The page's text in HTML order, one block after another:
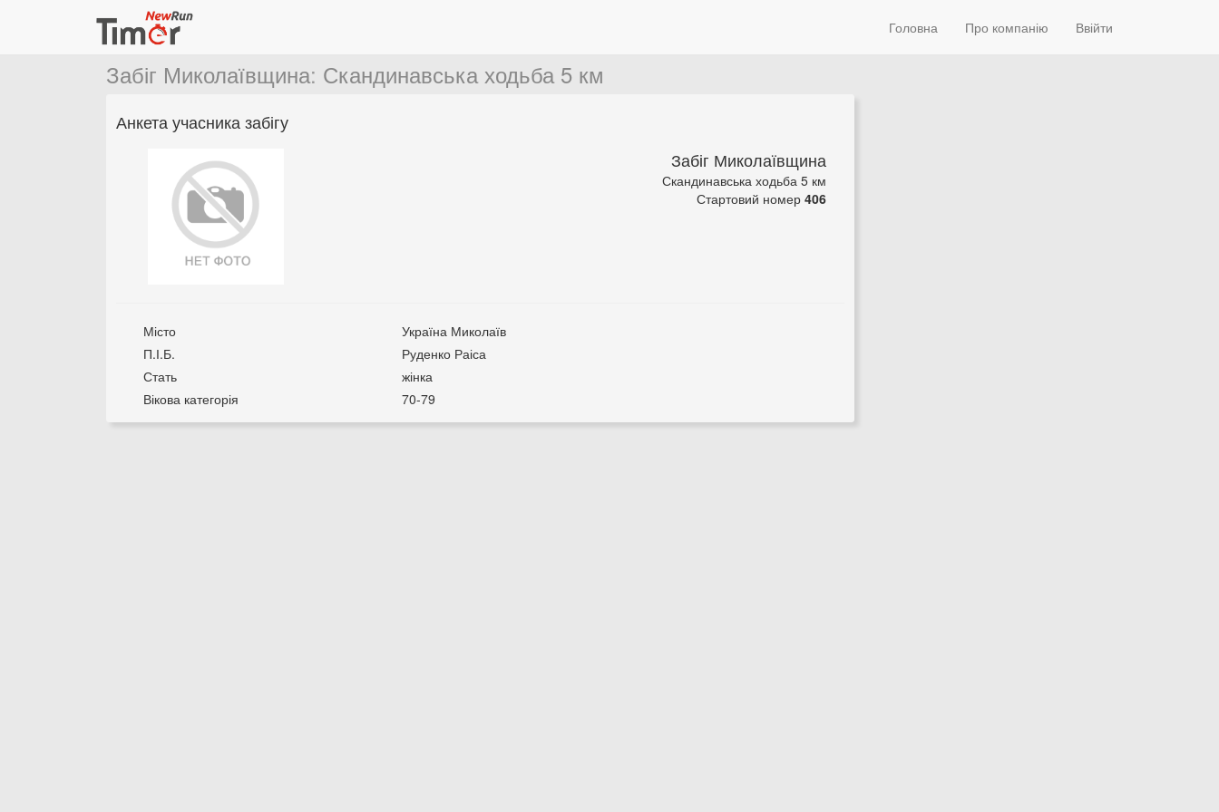
Головна Про компанію Ввійти
Забіг Миколаївщина: Скандинавська ходьба 5 км
Анкета учасника забігу
Забіг Миколаївщина
Скандинавська ходьба 5 км
Стартовий номер 406
Місто
Україна Миколаїв
П.І.Б.
Руденко Раіса
Стать
жінка
Вікова категорія
70-79